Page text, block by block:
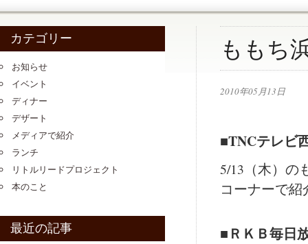
ももち
2010年05月13日
■TNCテレビ
5/13（木）
コーナーで
■ＲＫＢ毎日
カテゴリー
お知らせ
イベント
ディナー
デザート
メディアで紹介
ランチ
リトルリードプロジェクト
本のこと
最近の記事